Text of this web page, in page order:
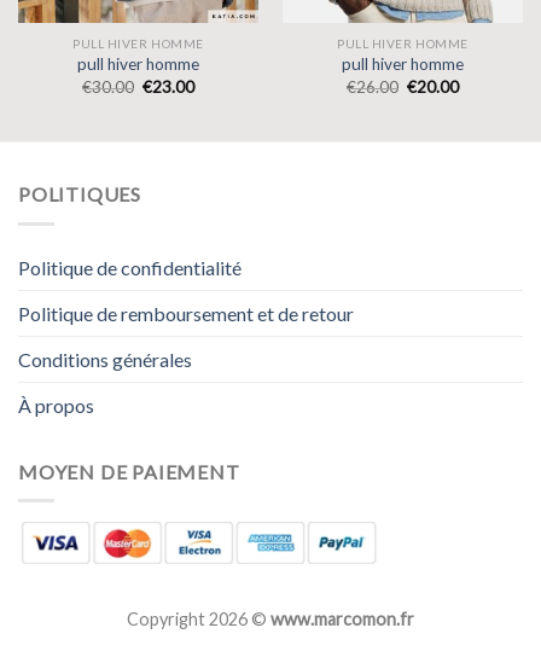
PULL HIVER HOMME
pull hiver homme
€30.00 €23.00
PULL HIVER HOMME
pull hiver homme
€26.00 €20.00
POLITIQUES
Politique de confidentialité
Politique de remboursement et de retour
Conditions générales
À propos
MOYEN DE PAIEMENT
Copyright 2026 © www.marcomon.fr